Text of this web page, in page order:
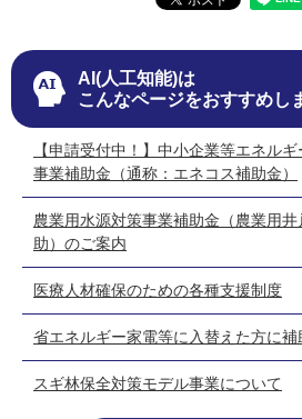
AI(人工知能)は
こんなページをおすすめし
【申請受付中！】中小企業等エネル
事業補助金（通称：エネコス補助金）
農業用水源対策事業補助金（農業用
助）のご案内
医療人材確保のための各種支援制度
省エネルギー家電等に入替えた方に
スギ林保全対策モデル事業について